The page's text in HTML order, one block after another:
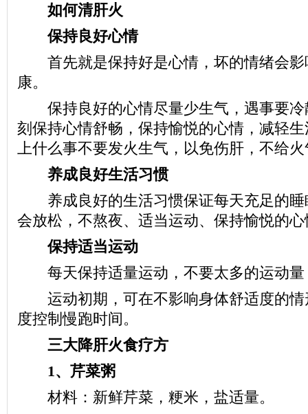
如何清肝火
保持良好心情
首先就是保持好是心情，坏的情绪会影
康。
保持良好的心情尽量少生气，遇事要冷
刻保持心情舒畅，保持愉悦的心情，减轻
上什么事不要发火生气，以免伤肝，不给
养成良好生活习惯
养成良好的生活习惯保证每天充足的睡
会放松，不熬夜、适当运动、保持愉悦的
保持适当运动
每天保持适量运动，不要太多的运动量
运动初期，可在不影响身体舒适度的情
度控制慢跑时间。
三大降肝火食疗方
1、芹菜粥
材料：新鲜芹菜，粳米，盐适量。